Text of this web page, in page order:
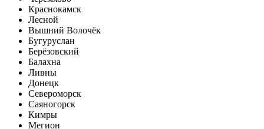
Краснокамск
Лесной
Вышний Волочёк
Бугуруслан
Берёзовский
Балахна
Ливны
Донецк
Североморск
Саяногорск
Кимры
Мегион